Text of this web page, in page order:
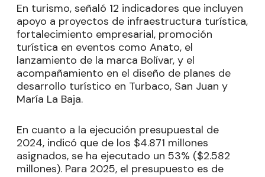
En turismo, señaló 12 indicadores que incluyen
apoyo a proyectos de infraestructura turística,
fortalecimiento empresarial, promoción
turística en eventos como Anato, el
lanzamiento de la marca Bolívar, y el
acompañamiento en el diseño de planes de
desarrollo turístico en Turbaco, San Juan y
María La Baja.
En cuanto a la ejecución presupuestal de
2024, indicó que de los $4.871 millones
asignados, se ha ejecutado un 53% ($2.582
millones). Para 2025, el presupuesto es de